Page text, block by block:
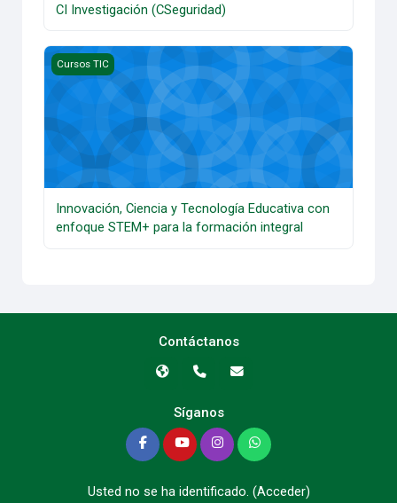
CI Investigación (CSeguridad)
Innovación, Ciencia y Tecnología Educativa con enfoque
Cursos TIC
Innovación, Ciencia y Tecnología Educativa con
enfoque STEM+ para la formación integral
Contáctanos
Síganos
Usted no se ha identificado. (Acceder)